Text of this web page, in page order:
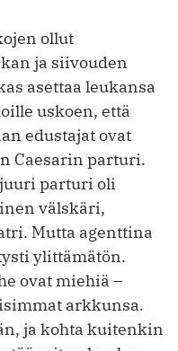
ollut
ja siivouden
asettaa leukansa
uskoen, että
edustajat ovat
Caesarin parturi.
parturi oli
välskäri,
Mutta agenttina
ylittämätön.
ovat miehiä –
arkkunsa.
ja kohta kuitenkin